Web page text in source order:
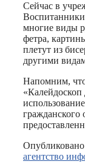
Сейчас в
многие виды
фетра,
плетут из
другими
Напомним, что
гражданского
Опубликовано
агентство